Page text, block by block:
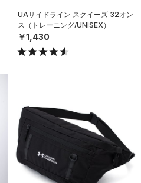
UAサイドライン スクイーズ 32オン
ス（トレーニング/UNISEX）
￥1,430